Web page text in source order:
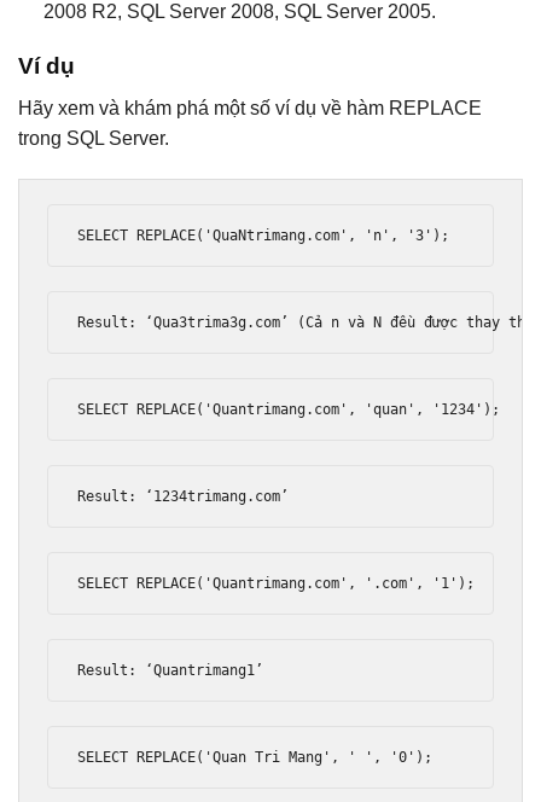
2008 R2, SQL Server 2008, SQL Server 2005.
Ví dụ
Hãy xem và khám phá một số ví dụ về hàm REPLACE
trong SQL Server.
SELECT REPLACE( 'QuaNtrimang.com' , 'n' , '3' );
Result : ‘Qua3trima3g. com’ (Cả n và N đều được thay th
SELECT REPLACE( 'Quantrimang.com' , 'quan' , '1234' );
Result : ‘ 1234trimang. com’
SELECT REPLACE( 'Quantrimang.com' , '.com' , '1' );
Result : ‘Quantrimang1 ’
SELECT REPLACE( 'Quan Tri Mang' , ' ' , '0' );